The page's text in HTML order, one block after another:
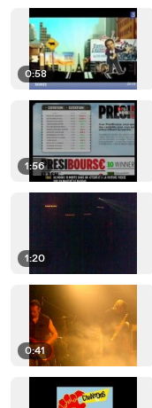
0:58
1:56
1:20
0:41